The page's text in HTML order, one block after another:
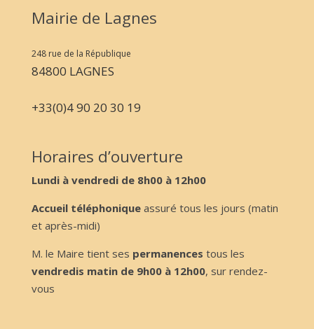
Mairie de Lagnes
248 rue de la République
84800 LAGNES
+33(0)4 90 20 30 19
Horaires d’ouverture
Lundi à vendredi de 8h00 à 12h00
Accueil téléphoniqueassuré tous les jours (matin
et après-midi)
M. le Maire tient ses permanences tous les
vendredis matin de 9h00 à 12h00, sur rendez-
vous